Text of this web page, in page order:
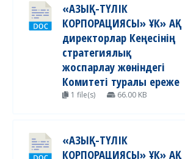
«АЗЫҚ-ТҮЛІК
КОРПОРАЦИЯСЫ» ҰК» АҚ
директорлар Кеңесінің
стратегиялық
жоспарлау жөніндегі
Комитеті туралы ереже
1 file(s) 66.00 KB
«АЗЫҚ-ТҮЛІК
КОРПОРАЦИЯСЫ» ҰК» АҚ